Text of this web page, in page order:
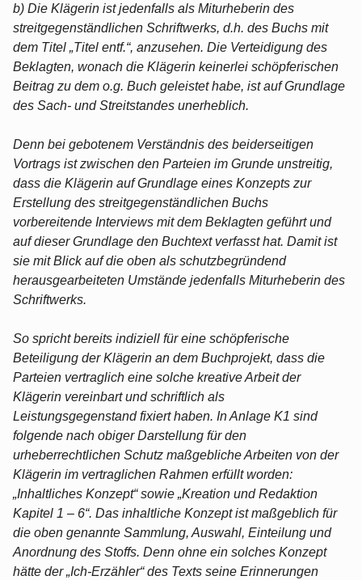
b) Die Klägerin ist jedenfalls als Miturheberin des
streitgegenständlichen Schriftwerks, d.h. des Buchs mit
dem Titel „Titel entf.“, anzusehen. Die Verteidigung des
Beklagten, wonach die Klägerin keinerlei schöpferischen
Beitrag zu dem o.g. Buch geleistet habe, ist auf Grundlage
des Sach- und Streitstandes unerheblich.
Denn bei gebotenem Verständnis des beiderseitigen
Vortrags ist zwischen den Parteien im Grunde unstreitig,
dass die Klägerin auf Grundlage eines Konzepts zur
Erstellung des streitgegenständlichen Buchs
vorbereitende Interviews mit dem Beklagten geführt und
auf dieser Grundlage den Buchtext verfasst hat. Damit ist
sie mit Blick auf die oben als schutzbegründend
herausgearbeiteten Umstände jedenfalls Miturheberin des
Schriftwerks.
So spricht bereits indiziell für eine schöpferische
Beteiligung der Klägerin an dem Buchprojekt, dass die
Parteien vertraglich eine solche kreative Arbeit der
Klägerin vereinbart und schriftlich als
Leistungsgegenstand fixiert haben. In Anlage K1 sind
folgende nach obiger Darstellung für den
urheberrechtlichen Schutz maßgebliche Arbeiten von der
Klägerin im vertraglichen Rahmen erfüllt worden:
„Inhaltliches Konzept“ sowie „Kreation und Redaktion
Kapitel 1 – 6“. Das inhaltliche Konzept ist maßgeblich für
die oben genannte Sammlung, Auswahl, Einteilung und
Anordnung des Stoffs. Denn ohne ein solches Konzept
hätte der „Ich-Erzähler“ des Texts seine Erinnerungen